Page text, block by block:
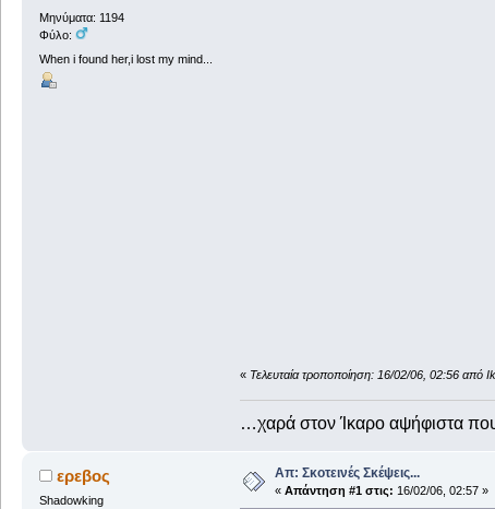
Μηνύματα: 1194
Φύλο:
When i found her,i lost my mind...
« Τελευταία τροποποίηση: 16/02/06, 02:56 από
…χαρά στον Ίκαρο αψήφιστα
ερεβος
Shadowking
Απ: Σκοτεινές Σκέψεις...
« Απάντηση #1 στις: 16/02/06, 02:57 »